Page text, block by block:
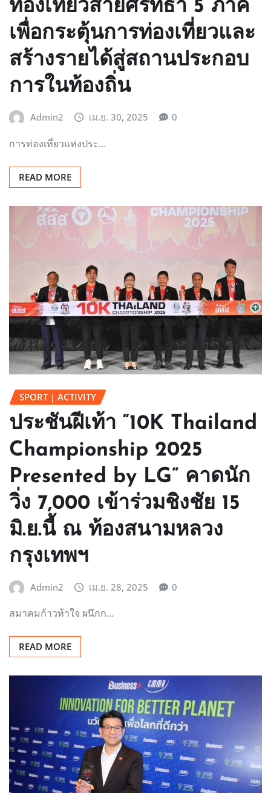
ท่องเที่ยวสายศรัทธา 5 ภาค
เพื่อกระตุ้นการท่องเที่ยวและ
สร้างรายได้สู่สถานประกอบ
การในท้องถิ่น
Admin2 เม.ย. 30, 2025 0
การท่องเที่ยวแห่งประ…
READ MORE
SPORT | ACTIVITY
ประชันฝีเท้า “10K Thailand
Championship 2025
Presented by LG” คาดนัก
วิ่ง 7,000 เข้าร่วมชิงชัย 15
มิ.ย.นี้ ณ ท้องสนามหลวง
กรุงเทพฯ
Admin2 เม.ย. 28, 2025 0
สมาคมก้าวท้าใจ ผนึกก…
READ MORE